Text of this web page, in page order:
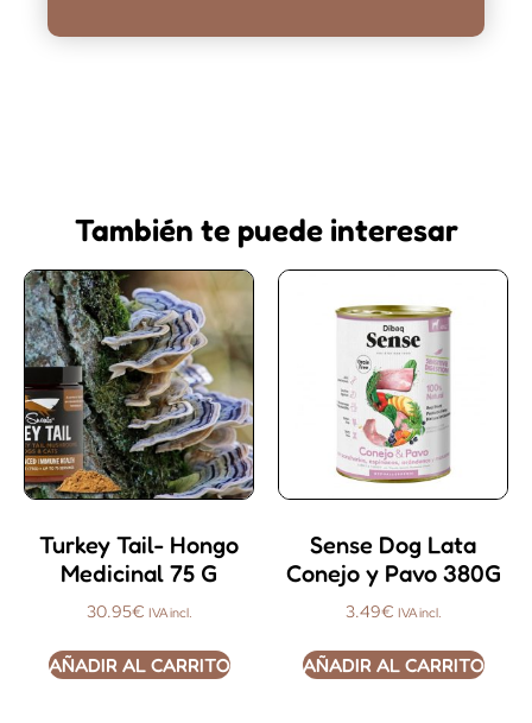
También te puede interesar
Turkey Tail- Hongo
Medicinal 75 G
30.95€ IVA incl.
AÑADIR AL CARRITO
Sense Dog Lata
Conejo y Pavo 380G
3.49€ IVA incl.
AÑADIR AL CARRITO